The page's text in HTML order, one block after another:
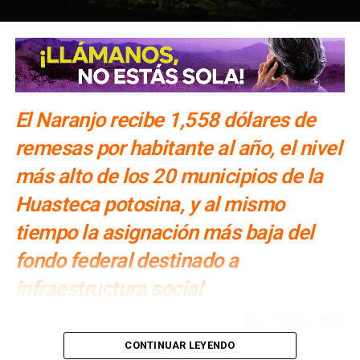
(VIDEO) “¡Michael
Jackson!”, responde
Esper sobre balacera en
Valles
ADRIÁN ESPER CÁRDENAS
AYUNTAMIENTO DE CIUDAD VALLES
BEAT IT
MICHAEL JACKSON
Nava confirma cambio en C. Social y niega renuncia
de Sebastián Pérez
El Naranjo recibe 1,558 dólares de
remesas por habitante al año, el nivel
más alto de los 20 municipios de la
Huasteca potosina, y al mismo
tiempo la asignación más baja del
fondo federal destinado a
infraestructura social
En 2025, los migrantes de El Naranjo enviaron a sus
CONTINUAR LEYENDO